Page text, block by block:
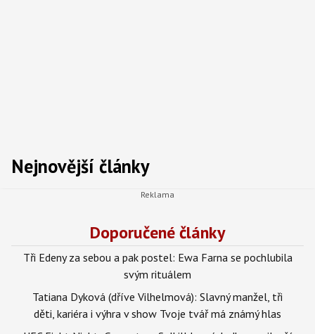
Nejnovější články
Doporučené články
Tři Edeny za sebou a pak postel: Ewa Farna se pochlubila
svým rituálem
Tatiana Dyková (dříve Vilhelmová): Slavný manžel, tři
děti, kariéra i výhra v show Tvoje tvář má známý hlas